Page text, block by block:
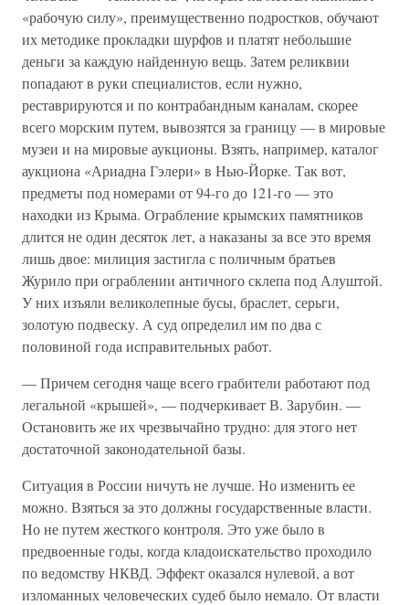
«рабочую силу», преимущественно подростков, обучают
их методике прокладки шурфов и платят небольшие
деньги за каждую найденную вещь. Затем реликвии
попадают в руки специалистов, если нужно,
реставрируются и по контрабандным каналам, скорее
всего морским путем, вывозятся за границу — в мировые
музеи и на мировые аукционы. Взять, например, каталог
аукциона «Ариадна Гэлери» в Нью-Йорке. Так вот,
предметы под номерами от 94-го до 121-го — это
находки из Крыма. Ограбление крымских памятников
длится не один десяток лет, а наказаны за все это время
лишь двое: милиция застигла с поличным братьев
Журило при ограблении античного склепа под Алуштой.
У них изъяли великолепные бусы, браслет, серьги,
золотую подвеску. А суд определил им по два с
половиной года исправительных работ.
— Причем сегодня чаще всего грабители работают под
легальной «крышей», — подчеркивает В. Зарубин. —
Остановить же их чрезвычайно трудно: для этого нет
достаточной законодательной базы.
Ситуация в России ничуть не лучше. Но изменить ее
можно. Взяться за это должны государственные власти.
Но не путем жесткого контроля. Это уже было в
предвоенные годы, когда кладоискательство проходило
по ведомству НКВД. Эффект оказался нулевой, а вот
изломанных человеческих судеб было немало. От власти